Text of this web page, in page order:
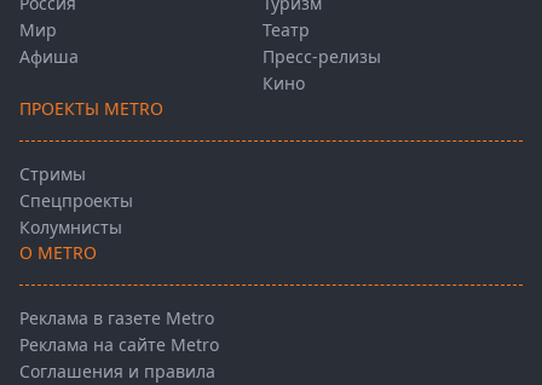
Мир
Афиша
Театр
Пресс-релизы
Кино
ПРОЕКТЫ METRO
Стримы
Спецпроекты
Колумнисты
О METRO
Реклама в газете Metro
Реклама на сайте Metro
Соглашения и правила